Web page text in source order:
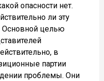
опасности нет.
ли эту
Основной целью
в
партии
проблемы. Они